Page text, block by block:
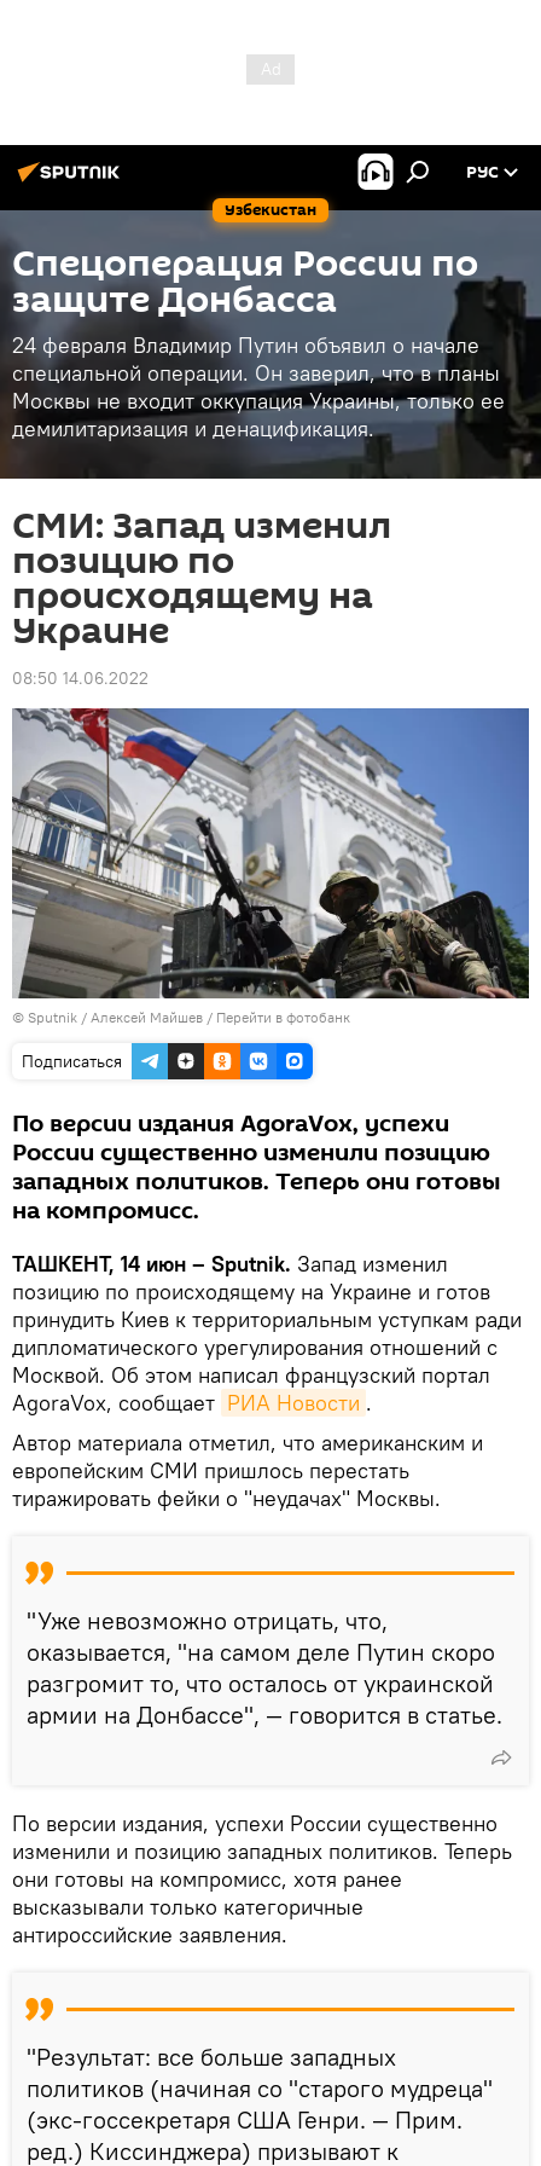
Узбекистан
РУС
Спецоперация России по
защите Донбасса
24 февраля Владимир Путин объявил о начале
специальной операции. Он заверил, что в планы
Москвы не входит оккупация Украины, только ее
демилитаризация и денацификация.
СМИ: Запад изменил
позицию по
происходящему на
Украине
08:50 14.06.2022
© Sputnik / Алексей Майшев / Перейти в фотобанк
Подписаться
По версии издания AgoraVox, успехи
России существенно изменили позицию
западных политиков. Теперь они готовы
на компромисс.
ТАШКЕНТ, 14 июн – Sputnik. Запад изменил
позицию по происходящему на Украине и готов
принудить Киев к территориальным уступкам ради
дипломатического урегулирования отношений с
Москвой. Об этом написал французский портал
AgoraVox, сообщает РИА Новости .
Автор материала отметил, что американским и
европейским СМИ пришлось перестать
тиражировать фейки о "неудачах" Москвы.
"Уже невозможно отрицать, что,
оказывается, "на самом деле Путин скоро
разгромит то, что осталось от украинской
армии на Донбассе", — говорится в статье.
По версии издания, успехи России существенно
изменили и позицию западных политиков. Теперь
они готовы на компромисс, хотя ранее
высказывали только категоричные
антироссийские заявления.
"Результат: все больше западных
политиков (начиная со "старого мудреца"
(экс-госсекретаря США Генри. — Прим.
ред.) Киссинджера) призывают к